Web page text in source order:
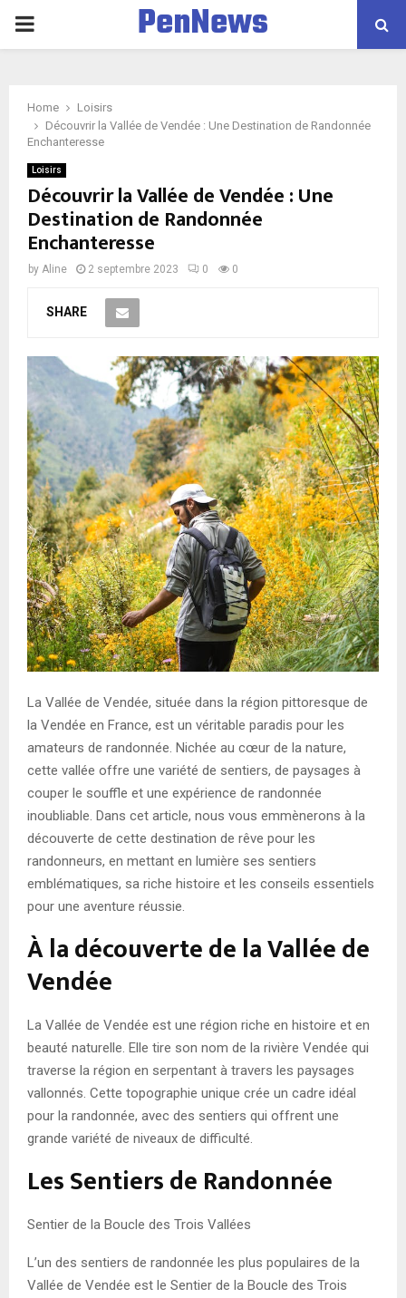
P
M
A
M
E
N
U
PenNews
Home
Loisirs
Découvrir la Vallée de Vendée : Une Destination de Randonnée
Enchanteresse
Loisirs
Découvrir la Vallée de Vendée : Une
Destination de Randonnée
Enchanteresse
by Aline 2 septembre 2023 0 0
SHARE
La Vallée de Vendée, située dans la région pittoresque de
la Vendée en France, est un véritable paradis pour les
amateurs de randonnée. Nichée au cœur de la nature,
cette vallée offre une variété de sentiers, de paysages à
couper le souffle et une expérience de randonnée
inoubliable. Dans cet article, nous vous emmènerons à la
découverte de cette destination de rêve pour les
randonneurs, en mettant en lumière ses sentiers
emblématiques, sa riche histoire et les conseils essentiels
pour une aventure réussie.
À la découverte de la Vallée de
Vendée
La Vallée de Vendée est une région riche en histoire et en
beauté naturelle. Elle tire son nom de la rivière Vendée qui
traverse la région en serpentant à travers les paysages
vallonnés. Cette topographie unique crée un cadre idéal
pour la randonnée, avec des sentiers qui offrent une
grande variété de niveaux de difficulté.
Les Sentiers de Randonnée
Sentier de la Boucle des Trois Vallées
L’un des sentiers de randonnée les plus populaires de la
Vallée de Vendée est le Sentier de la Boucle des Trois